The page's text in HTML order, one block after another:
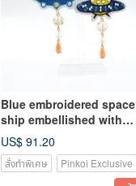
Blue embroidered space
ship embellished with
crystal Gemstone and
heart-shaped pattern
earrings. Funny net red
US$ 91.20
สั่งทำพิเศษ Pinkoi Exclusive